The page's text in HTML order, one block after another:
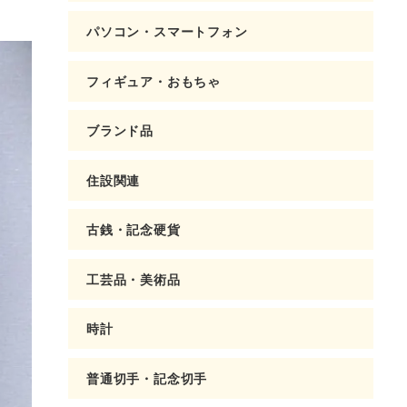
パソコン・スマートフォン
フィギュア・おもちゃ
ブランド品
住設関連
古銭・記念硬貨
工芸品・美術品
時計
普通切手・記念切手